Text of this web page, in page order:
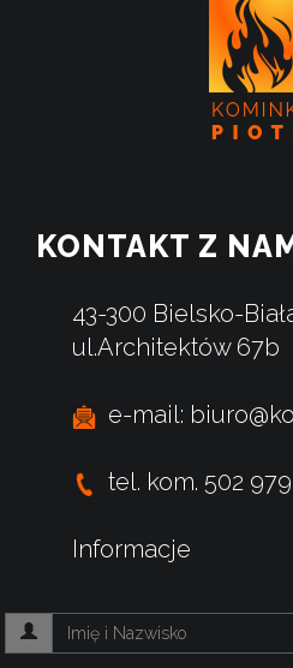
KONTAKT Z
43-300 Bielsko-
ul.Architektów 67b
e-mail:
tel. kom. 502
Informacje